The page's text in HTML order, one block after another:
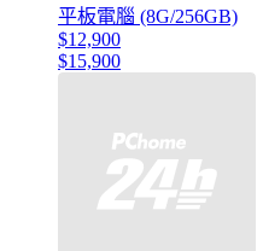
平板電腦 (8G/256GB)
$12,900
$15,900